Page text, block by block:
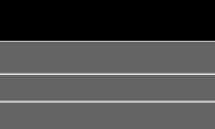
контент